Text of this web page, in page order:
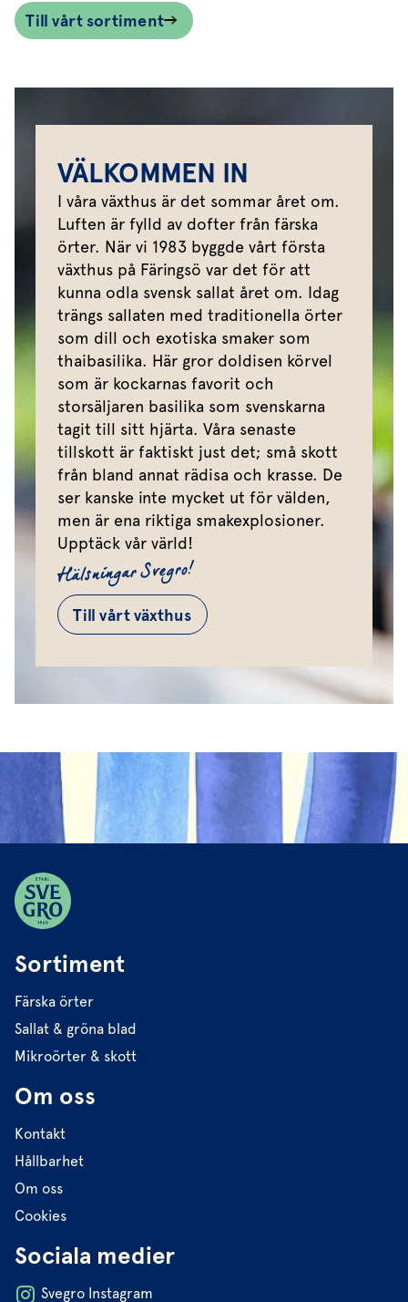
Till vårt sortiment
VÄLKOMMEN IN
I våra växthus är det sommar året om.
Luften är fylld av dofter från färska
örter. När vi 1983 byggde vårt första
växthus på Färingsö var det för att
kunna odla svensk sallat året om. Idag
trängs sallaten med traditionella örter
som dill och exotiska smaker som
thaibasilika. Här gror doldisen körvel
som är kockarnas favorit och
storsäljaren basilika som svenskarna
tagit till sitt hjärta. Våra senaste
tillskott är faktiskt just det; små skott
från bland annat rädisa och krasse. De
ser kanske inte mycket ut för välden,
men är ena riktiga smakexplosioner.
Upptäck vår värld!
Hälsningar Svegro!
Till vårt växthus
Sortiment
Färska örter
Sallat & gröna blad
Mikroörter & skott
Om oss
Kontakt
Hållbarhet
Om oss
Cookies
Sociala medier
Svegro Instagram